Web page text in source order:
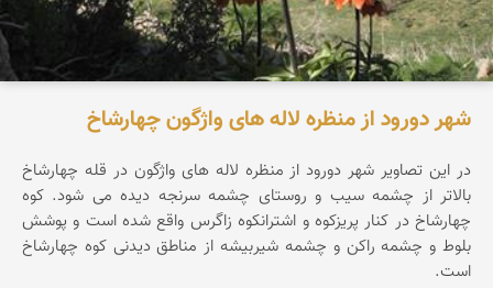
شهر دورود از منظره لاله های واژگون چهارشاخ
در این تصاویر شهر دورود از منظره لاله های واژگون در قله چهارشاخ
بالاتر از چشمه سیب و روستای چشمه سرنجه دیده می شود. کوه
چهارشاخ در کنار پریزکوه و اشترانکوه زاگرس واقع شده است و پوشش
بلوط و چشمه راکن و چشمه شیربیشه از مناطق دیدنی کوه چهارشاخ
است.